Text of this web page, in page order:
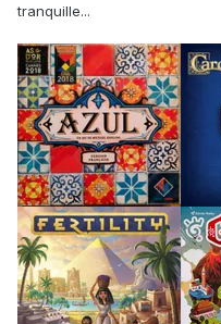
tranquille...